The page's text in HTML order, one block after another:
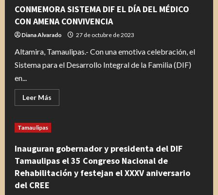
Tamaulipas
en
primeros
días
de
paratletismo
CONMEMORA SISTEMA DIF EL DÍA DEL MÉDICO
CON AMENA CONVIVENCIA
Diana Alvarado 27 de octubre de 2023
Altamira, Tamaulipas.- Con una emotiva celebración, el
Sistema para el Desarrollo Integral de la Familia (DIF)
en...
Leer Más
más
DÍA
DEL
MÉDICO
CON
AMENA
Tamaulipas
Inauguran gobernador y presidenta del DIF
Tamaulipas el 35 Congreso Nacional de
Rehabilitación y festejan el XXXV aniversario
del CREE